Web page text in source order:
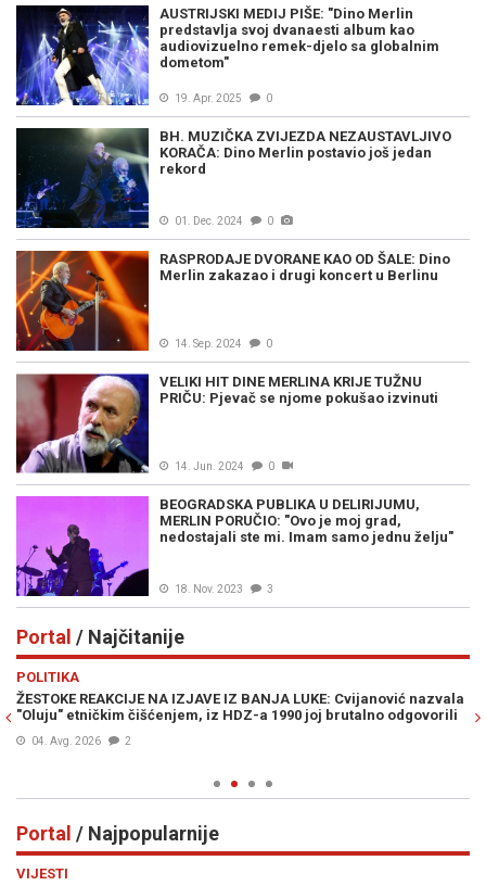
AUSTRIJSKI MEDIJ PIŠE: "Dino Merlin
predstavlja svoj dvanaesti album kao
audiovizuelno remek-djelo sa globalnim
dometom"
19. Apr. 2025 0
BH. MUZIČKA ZVIJEZDA NEZAUSTAVLJIVO
KORAČA: Dino Merlin postavio još jedan
rekord
01. Dec. 2024 0
RASPRODAJE DVORANE KAO OD ŠALE: Dino
Merlin zakazao i drugi koncert u Berlinu
14. Sep. 2024 0
VELIKI HIT DINE MERLINA KRIJE TUŽNU
PRIČU: Pjevač se njome pokušao izvinuti
14. Jun. 2024 0
BEOGRADSKA PUBLIKA U DELIRIJUMU,
MERLIN PORUČIO: "Ovo je moj grad,
nedostajali ste mi. Imam samo jednu želju"
18. Nov. 2023 3
Portal / Najčitanije
POLITIKA
ŽESTOKE REAKCIJE NA IZJAVE IZ BANJA LUKE: Cvijanović nazvala
"Oluju" etničkim čišćenjem, iz HDZ-a 1990 joj brutalno odgovorili
04. Avg. 2026 2
Portal / Najpopularnije
VIJESTI